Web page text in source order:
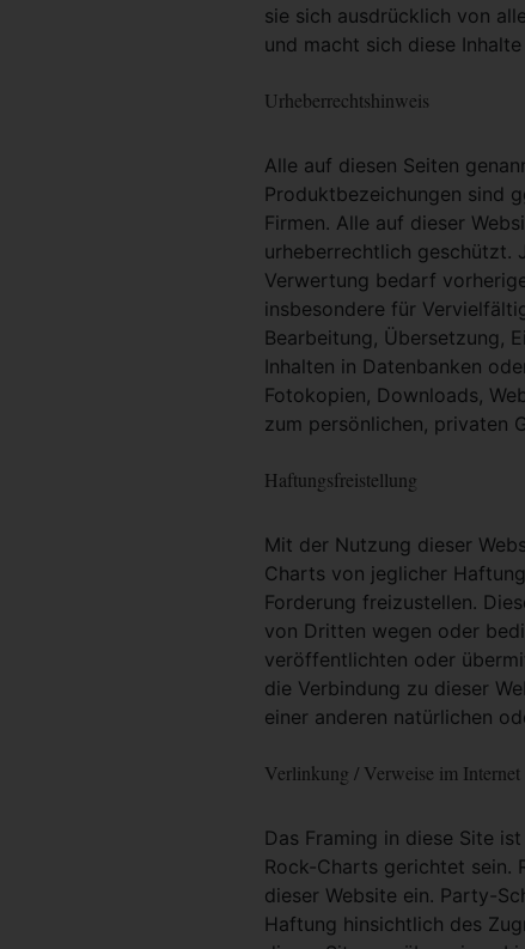
sie sich ausdrücklich von
und macht sich diese
Urheberrechtshinweis
Alle auf diesen Seiten
Produktbezeichungen sind
Firmen. Alle auf dieser
urheberrechtlich geschützt.
Verwertung bedarf
insbesondere für
Bearbeitung, Übersetzung,
Inhalten in Datenbanken
Fotokopien, Downloads,
zum persönlichen, privaten
Haftungsfreistellung
Mit der Nutzung dieser
Charts von jeglicher
Forderung freizustellen.
von Dritten wegen oder
veröffentlichten oder
die Verbindung zu dieser
einer anderen natürlichen
Verlinkung / Verweise im Internet
Das Framing in diese Site
Rock-Charts gerichtet sein.
dieser Website ein. Party-
Haftung hinsichtlich des